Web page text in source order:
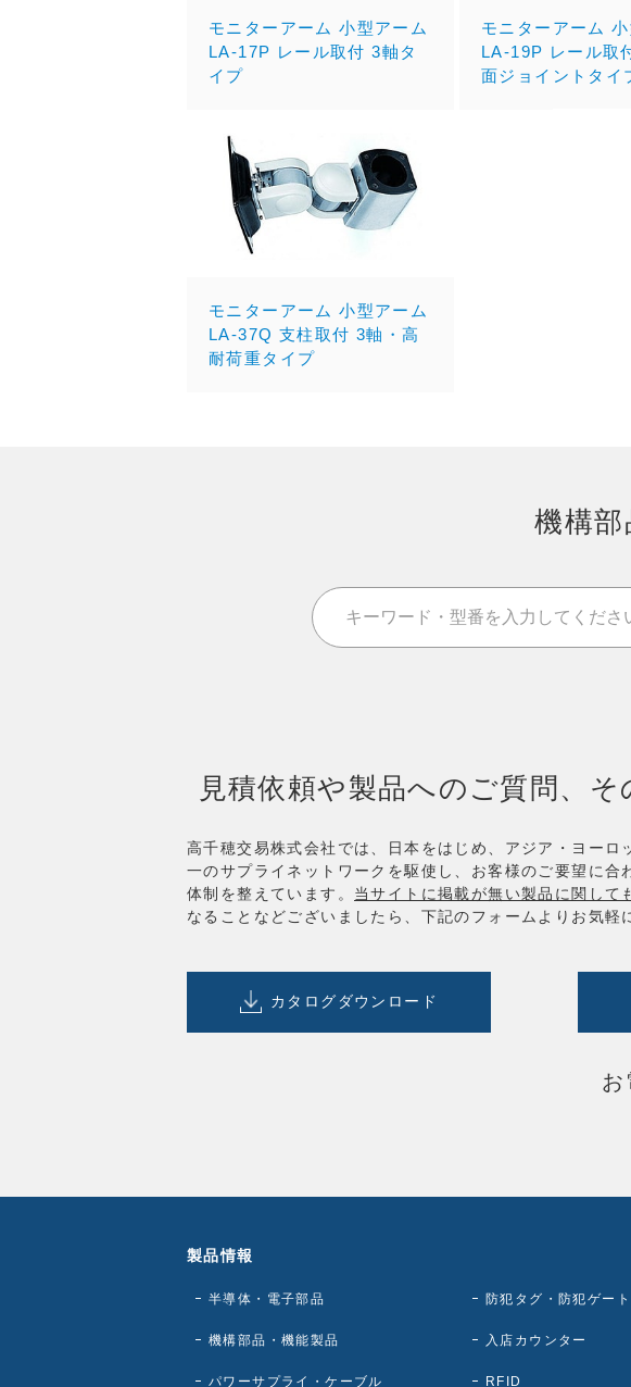
モニターアーム 小型アーム
LA-17P レール取付 3軸タ
イプ
モニターアーム
LA-19P レール取
面ジョイントタイ
モニターアーム 小型アーム
LA-37Q 支柱取付 3軸・高
耐荷重タイプ
機構
見積依頼や製品へのご質問、
高千穂交易株式会社では、日本をはじめ、アジア・ヨー
一のサプライネットワークを駆使し、お客様のご要望に
体制を整えています。 当サイトに掲載が無い製品に関して
なることなどございましたら、下記のフォームよりお気軽
カタログ ダウンロード
お
製品情報
半導体・電子部品
機構部品・機能製品
パワーサプライ・ケーブル
防犯タグ・防犯ゲート
入店カウンター
RFID